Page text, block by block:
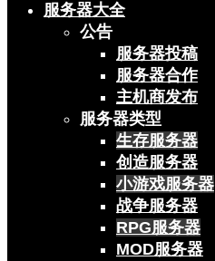
服务器大全
公告
服务器投稿
服务器合作
主机商发布
服务器类型
生存服务器
创造服务器
小游戏服务器
战争服务器
RPG服务器
MOD服务器